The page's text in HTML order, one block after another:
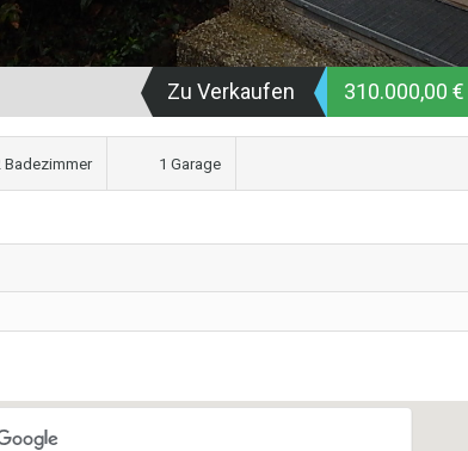
Zu Verkaufen 310.000,00
Badezimmer 1 Garage